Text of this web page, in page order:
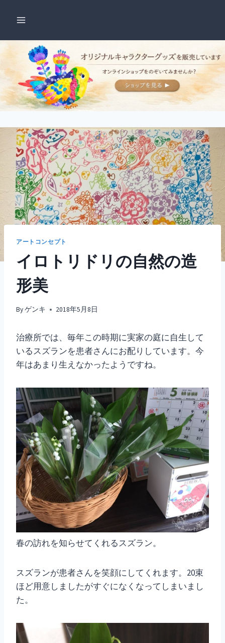
ス
ッ
プ
アートコンセプト
イロトリドリの自然の造
形美
Byゲンキ 2018年5月8日
治療所では、毎年この時期に実家の庭に自生して
いるスズランを患者さんにお配りしています。今
年はあまり生えなかったようですね。
春の訪れを知らせてくれるスズラン。
スズランが患者さんを笑顔にしてくれます。20束
ほど用意しましたがすぐになくなってしまいまし
た。